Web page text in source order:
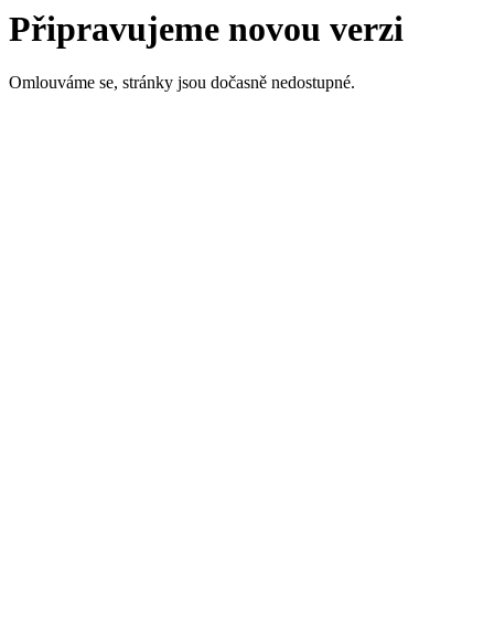
Připravujeme novou verzi
Omlouváme se, stránky jsou dočasně nedostupné.